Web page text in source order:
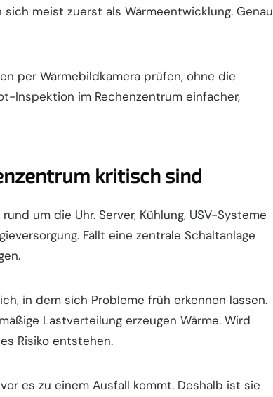
meist zuerst als Wärmeentwicklung. Genau
per Wärmebildkamera prüfen, ohne die
Inspektion im Rechenzentrum einfacher,
kritisch sind
um die Uhr. Server, Kühlung, USV-Systeme
Fällt eine zentrale Schaltanlage
in dem sich Probleme früh erkennen lassen.
Lastverteilung erzeugen Wärme. Wird
Risiko entstehen.
es zu einem Ausfall kommt. Deshalb ist sie